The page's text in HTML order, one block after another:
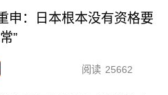
申：日本根本没有资格要
”
阅读 25662